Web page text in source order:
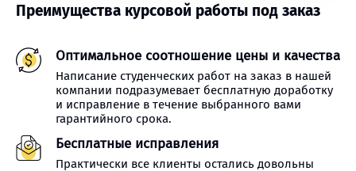
Преимущества курсовой работы под заказ
Оптимальное соотношение цены и качества
Написание студенческих работ на заказ в нашей
компании подразумевает бесплатную доработку
и исправление в течение выбранного вами
гарантийного срока.
Бесплатные исправления
Практически все клиенты остались довольны